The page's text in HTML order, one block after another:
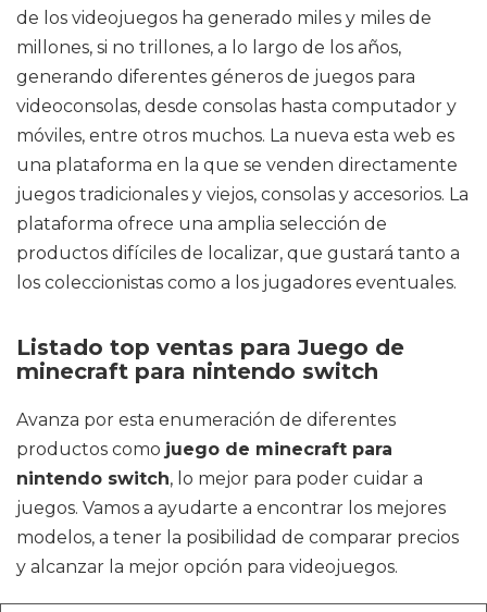
de los videojuegos ha generado miles y miles de
millones, si no trillones, a lo largo de los años,
generando diferentes géneros de juegos para
videoconsolas, desde consolas hasta computador y
móviles, entre otros muchos. La nueva esta web es
una plataforma en la que se venden directamente
juegos tradicionales y viejos, consolas y accesorios. La
plataforma ofrece una amplia selección de
productos difíciles de localizar, que gustará tanto a
los coleccionistas como a los jugadores eventuales.
Listado top ventas para Juego de
minecraft para nintendo switch
Avanza por esta enumeración de diferentes
productos como juego de minecraft para
nintendo switch, lo mejor para poder cuidar a
juegos. Vamos a ayudarte a encontrar los mejores
modelos, a tener la posibilidad de comparar precios
y alcanzar la mejor opción para videojuegos.